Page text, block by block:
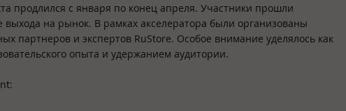
продлился с января по конец апреля. Участники прошли
на рынок. В рамках акселератора были организованы
партнеров и экспертов RuStore. Особое внимание уделялось как
опыта и удержанием аудитории.